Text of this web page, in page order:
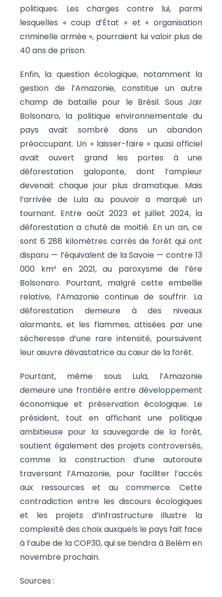
politiques. Les charges contre lui, parmi
lesquelles « coup d’État » et « organisation
criminelle armée », pourraient lui valoir plus de
40 ans de prison.
Enfin, la question écologique, notamment la
gestion de l’Amazonie, constitue un autre
champ de bataille pour le Brésil. Sous Jair
Bolsonaro, la politique environnementale du
pays avait sombré dans un abandon
préoccupant. Un « laisser-faire » quasi officiel
avait ouvert grand les portes à une
déforestation galopante, dont l’ampleur
devenait chaque jour plus dramatique. Mais
l’arrivée de Lula au pouvoir a marqué un
tournant. Entre août 2023 et juillet 2024, la
déforestation a chuté de moitié. En un an, ce
sont 6 288 kilomètres carrés de forêt qui ont
disparu — l’équivalent de la Savoie — contre 13
000 km² en 2021, au paroxysme de l’ère
Bolsonaro. Pourtant, malgré cette embellie
relative, l’Amazonie continue de souffrir. La
déforestation demeure à des niveaux
alarmants, et les flammes, attisées par une
sécheresse d’une rare intensité, poursuivent
leur œuvre dévastatrice au cœur de la forêt.
Pourtant, même sous Lula, l’Amazonie
demeure une frontière entre développement
économique et préservation écologique. Le
président, tout en affichant une politique
ambitieuse pour la sauvegarde de la forêt,
soutient également des projets controversés,
comme la construction d’une autoroute
traversant l’Amazonie, pour faciliter l’accès
aux ressources et au commerce. Cette
contradiction entre les discours écologiques
et les projets d’infrastructure illustre la
complexité des choix auxquels le pays fait face
à l’aube de la COP30, qui se tiendra à Belém en
novembre prochain.
Sources :